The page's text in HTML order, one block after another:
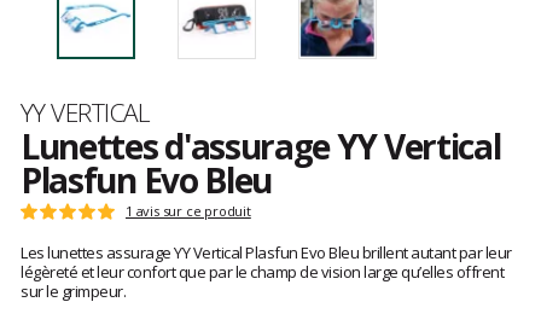
Marque
YY VERTICAL
Lunettes d'assurage YY Vertical
Plasfun Evo Bleu
Les
clients
Note
:
5
sur
1 avis sur ce produit
Les lunettes assurage YY Vertical Plasfun Evo Bleu brillent autant par leur
légèreté et leur confort que par le champ de vision large qu’elles offrent
sur le grimpeur.